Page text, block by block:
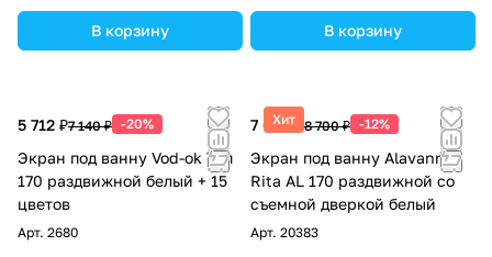
В корзину В корзину
5 712 ₽7 140 ₽ -20%
Экран под ванну Vod-ok Топ
170 раздвижной белый + 15
цветов
Арт. 2680
Хит
7 656 ₽ 8 700 ₽ -12%
Экран под ванну Alavann
Rita AL 170 раздвижной со
съемной дверкой белый
Арт. 20383